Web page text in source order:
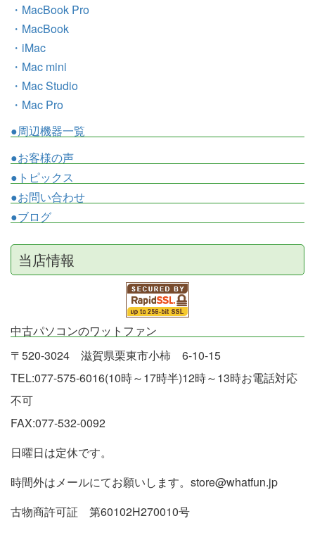
・MacBook Pro
・MacBook
・iMac
・Mac mini
・Mac Studio
・Mac Pro
●周辺機器一覧
●お客様の声
●トピックス
●お問い合わせ
●ブログ
当店情報
中古パソコンのワットファン
〒520-3024 滋賀県栗東市小柿 6-10-15
TEL:077-575-6016(10時～17時半)12時～13時お電話対応
不可
FAX:077-532-0092
日曜日は定休です。
時間外はメールにてお願いします。store@whatfun.jp
古物商許可証 第60102H270010号